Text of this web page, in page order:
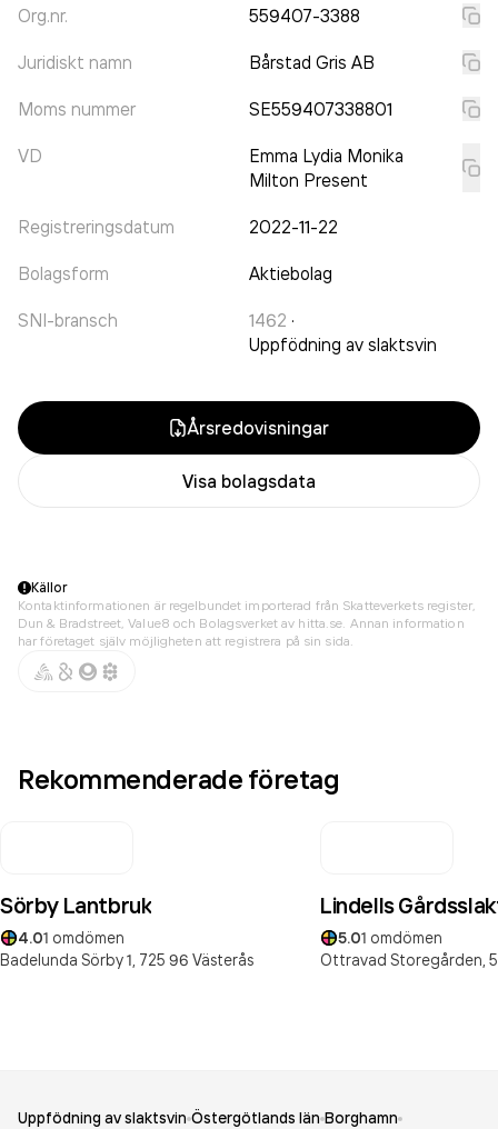
Org.nr. 559407-3388
Juridiskt namn Bårstad Gris AB
Moms nummer SE559407338801
VD
Emma Lydia Monika
Milton Present
Registreringsdatum 2022-11-22
Bolagsform Aktiebolag
SNI-bransch 1462 ·
Uppfödning av slaktsvin
Årsredovisningar
Visa bolagsdata
Källor
Kontaktinformationen är regelbundet importerad från Skatteverkets register,
Dun & Bradstreet, Value8 och Bolagsverket av hitta.se. Annan information
har företaget själv möjligheten att registrera på sin sida.
Rekommenderade företag
Sörby Lantbruk
4.01 omdömen
Badelunda Sörby 1, 725 96 Västerås
Lindells
5.01 omdömen
Ottravad Storegården,
Uppfödning av slaktsvin Östergötlands län Borghamn